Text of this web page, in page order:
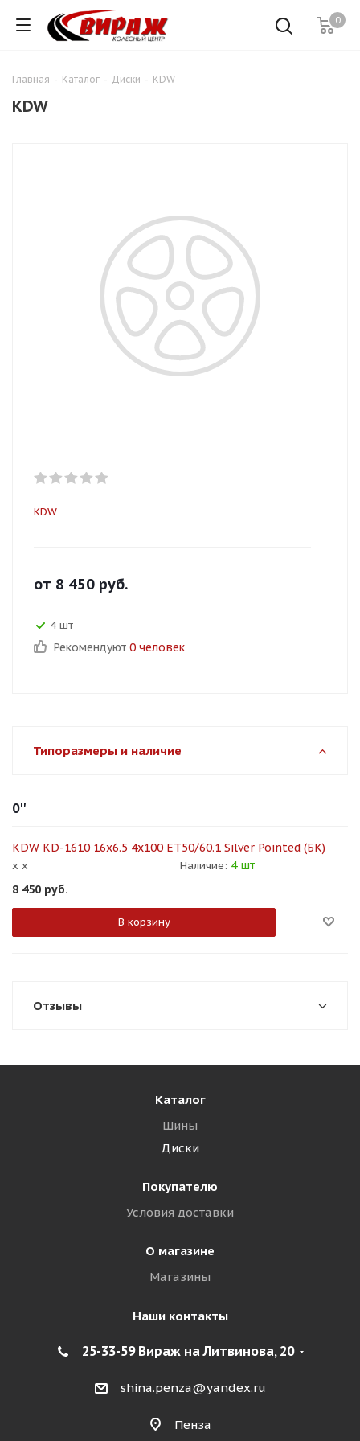
0
Главная - Каталог - Диски - KDW
KDW
KDW
от 8 450 руб.
4 шт
Рекомендуют 0 человек
Типоразмеры и наличие
0''
KDW KD-1610 16x6.5 4x100 ET50/60.1 Silver Pointed (БК)
x x Наличие: 4 шт
8 450 руб.
В корзину
Отзывы
Каталог
Шины
Диски
Покупателю
Условия доставки
О магазине
Магазины
Наши контакты
25-33-59 Вираж на Литвинова, 20
shina.penza@yandex.ru
Пенза